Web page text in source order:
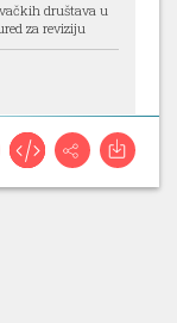
društava u
za reviziju